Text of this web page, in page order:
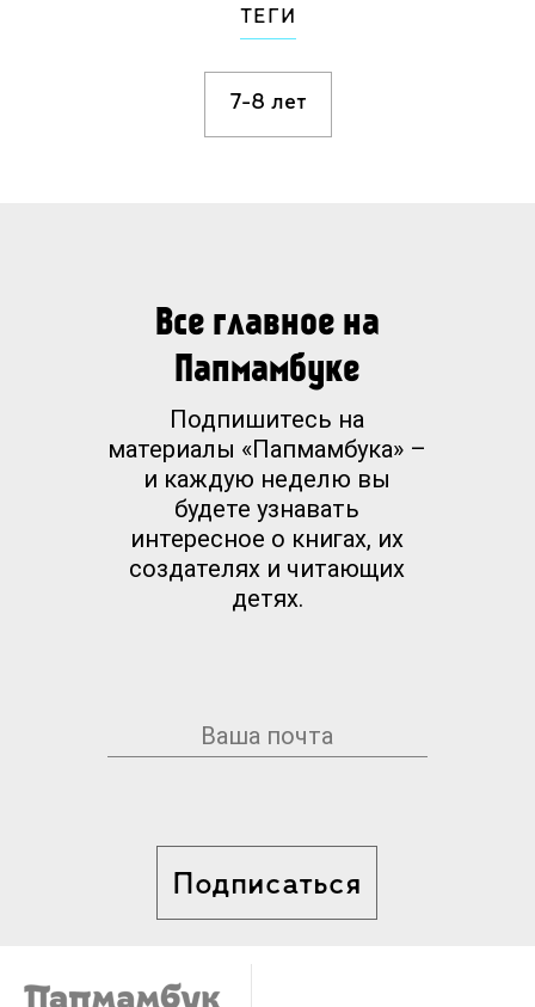
ТЕГИ
7-8 лет
Все главное на
Папмамбуке
Подпишитесь на
материалы «Папмамбука» –
и каждую неделю вы
будете узнавать
интересное о книгах, их
создателях и читающих
детях.
Подписаться